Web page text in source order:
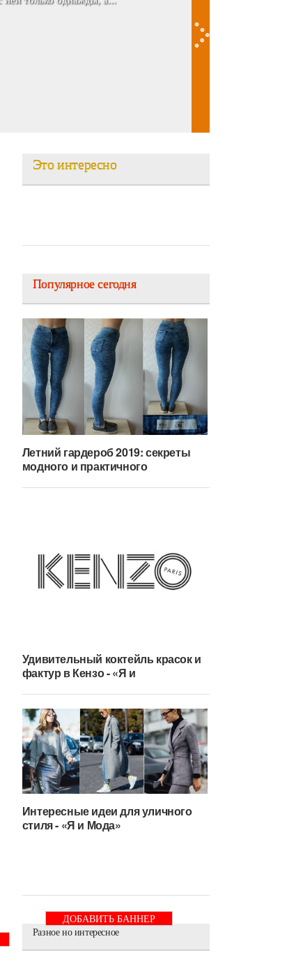
Это интересно
Популярное сегодня
Летний гардероб 2019: секреты
модного и практичного
Удивительный коктейль красок и
фактур в Кензо - «Я и
Интересные идеи для уличного
стиля - «Я и Мода»
ДОБАВИТЬ БАННЕР
Разное но интересное